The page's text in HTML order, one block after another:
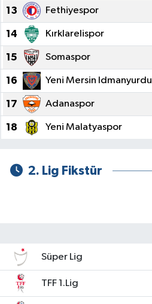
13 Fethiyespor
14 Kırklarelispor
15 Somaspor
16 Yeni Mersin Idmanyurdu
17 Adanaspor
18 Yeni Malatyaspor
2. Lig Fikstür
Süper Lig
TFF 1.Lig
Politika
Sağlık
Son Dakika
Spor
Teknoloji